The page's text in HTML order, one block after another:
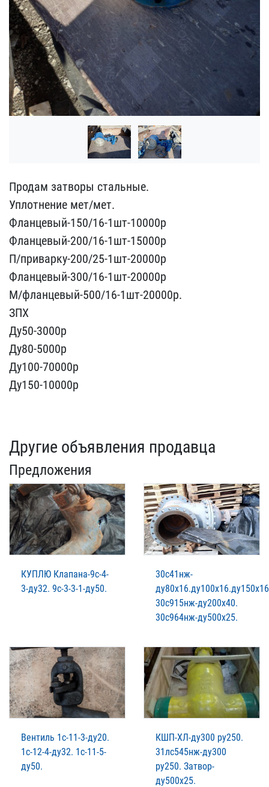
Продам затворы стальные.​
Уплотнение мет/мет.
Фла​нцевый-150/16-1шт-10000р​
Фланцевый-200/16-1шт-15​000р
П/приварку-200/25-1​шт-20000р
Фланцевый-300/​16-1шт-20000р
М/фланцевы​й-500/16-1шт-20000р.
ЗПХ​
Ду50-3000р
Ду80-5000р
Д​у100-70000р
Ду150-10000р
Другие объявления продавца
Предложения
КУПЛЮ Клапана-9с-4-
3-ду32. 9с-3-3-1-ду50.
30с41нж-
30с915нж-ду200х40.
30с964нж-ду500х25.
Вентиль 1с-11-3-ду20.
1с-12-4-ду32. 1с-11-5-
ду50.
КШП-ХЛ-ду300 ру250.
31лс545нж-ду300
ру250. Затвор-
ду500х25.